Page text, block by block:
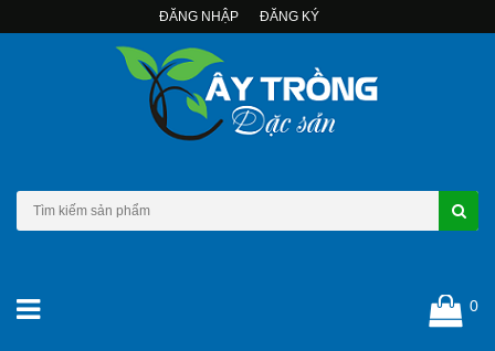
ĐĂNG NHẬP ĐĂNG KÝ
0